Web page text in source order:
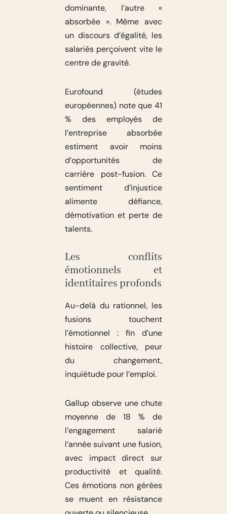
dominante, l’autre «
absorbée ». Même avec
un discours d’égalité, les
salariés perçoivent vite le
centre de gravité.
Eurofound (études
européennes) note que 41
% des employés de
l’entreprise absorbée
estiment avoir moins
d’opportunités de
carrière post-fusion. Ce
sentiment d’injustice
alimente défiance,
démotivation et perte de
talents.
Les conflits
émotionnels et
identitaires profonds
Au-delà du rationnel, les
fusions touchent
l’émotionnel : fin d’une
histoire collective, peur
du changement,
inquiétude pour l’emploi.
Gallup observe une chute
moyenne de 18 % de
l’engagement salarié
l’année suivant une fusion,
avec impact direct sur
productivité et qualité.
Ces émotions non gérées
se muent en résistance